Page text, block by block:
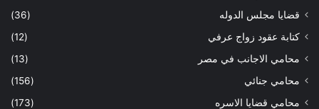
قضايا مجلس الدوله
(36)
كتابة عقود زواج عرفي
(12)
محامي الاجانب في مصر
(13)
محامي جنائي
(156)
محامي قضايا الاسره
(173)